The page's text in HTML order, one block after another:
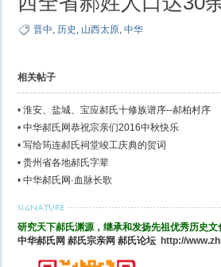
晋中, 历史 , 山西太原, 中华
相关帖子
• 淮安、盐城、宝应郝氏十修族谱序--郝柏村序
• 中华郝氏网恭祝宗亲们2016中秋快乐
• 写给筠连郝氏祠堂竣工庆典的贺词
• 贵州省各地郝氏字辈
• 中华郝氏网·血脉长歌
研究天下郝氏渊源，继承和发扬先祖优秀历史
中华郝氏网 郝氏宗亲网 郝氏论坛 http://